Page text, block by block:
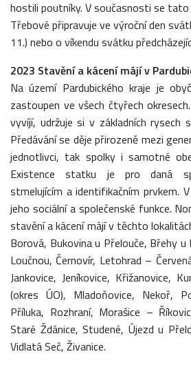
hostili poutníky. V současnosti se tato
Třebové připravuje ve výroční den
11.) nebo o víkendu svátku
2023 Stavění a kácení májí v
Na území Pardubického kraje je
zastoupen ve všech čtyřech
vyvíjí, udržuje si v základních rysech
Předávání se děje přirozeně mezi
jednotlivci, tak spolky i samotné
Existence statku je pro daná
stmelujícím a identifikačním prvkem.
jeho sociální a společenské funkce.
stavění a kácení májí v těchto
Borová, Bukovina u Přelouče, Břehy u
Loučnou, Černovír, Letohrad –
Jankovice, Jeníkovice, Křižanovice,
(okres ÚO), Mladoňovice, Nekoř,
Příluka, Rozhraní, Morašice –
Staré Ždánice, Studené, Újezd u
Vidlatá Seč, Živanice.